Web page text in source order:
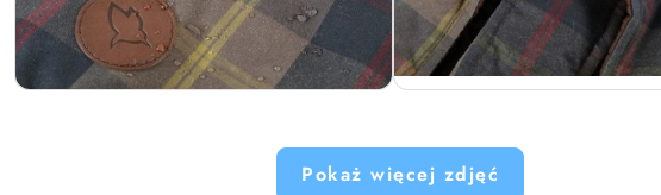
Pokaż więcej zdjęć